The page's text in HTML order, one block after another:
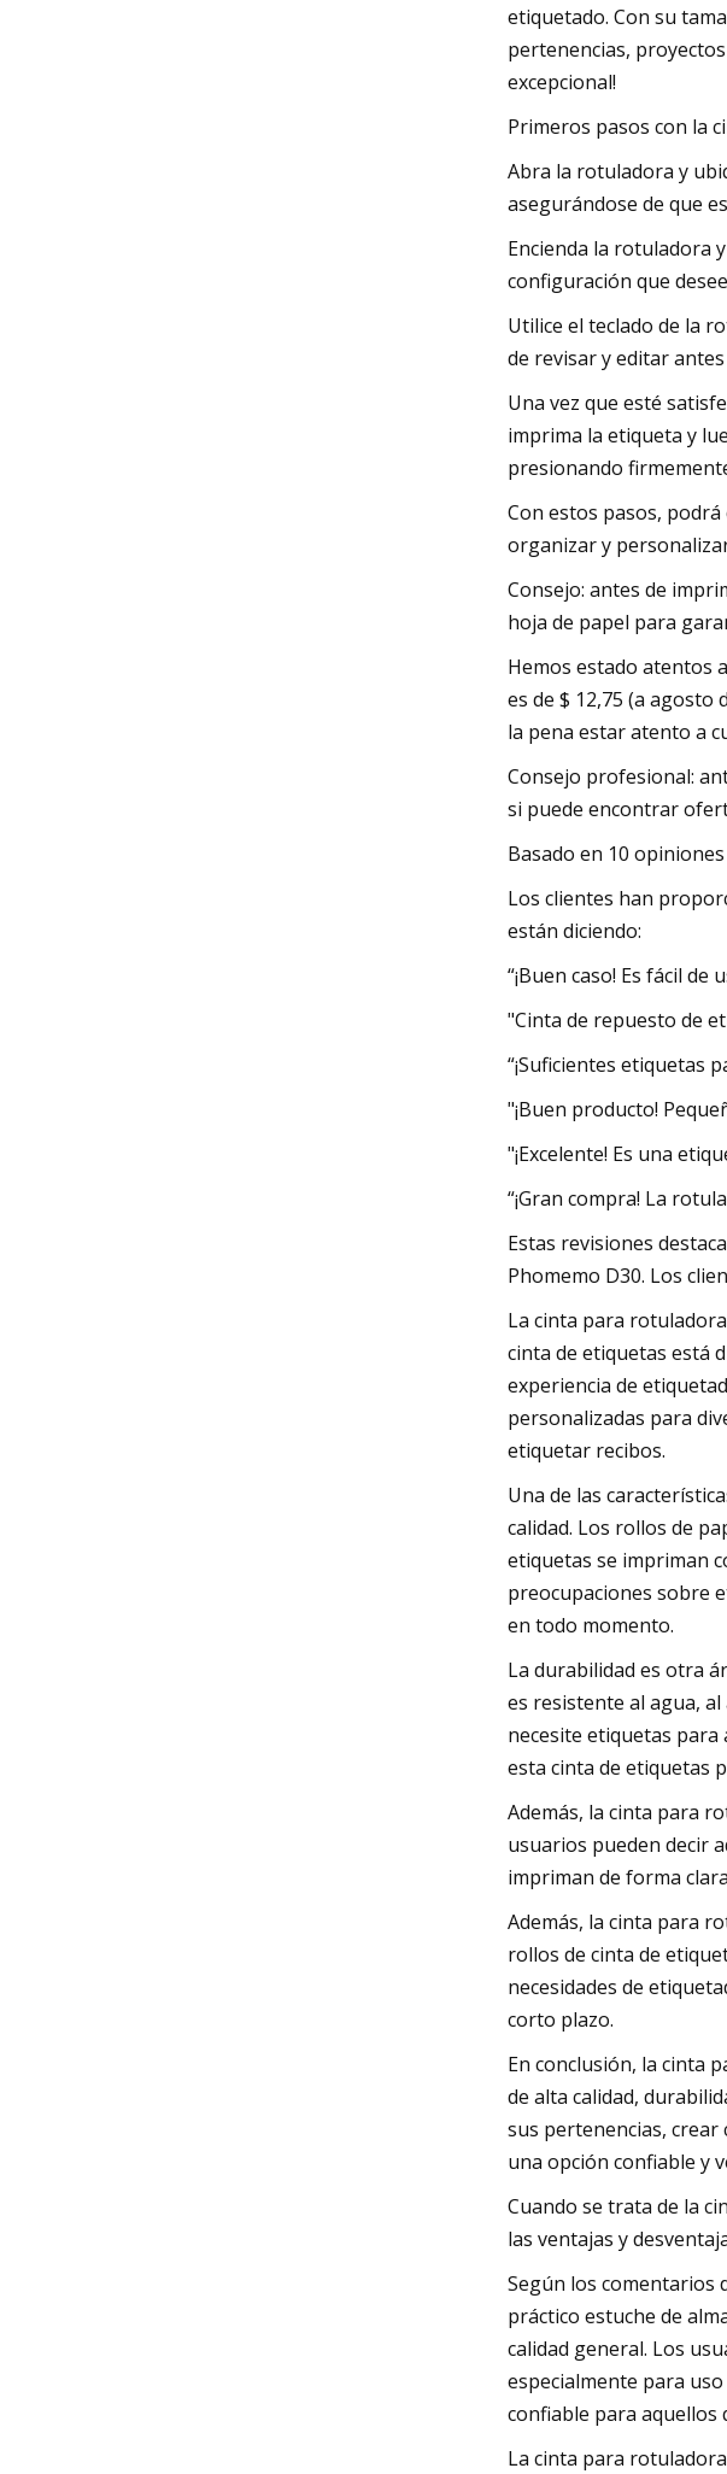
etiquetado. Con su
pertenencias,
excepcional!
Primeros pasos con la
Abra la rotuladora y
asegurándose de que
Encienda la rotuladora
configuración que
Utilice el teclado de la
de revisar y editar
Una vez que esté
imprima la etiqueta y
presionando
Con estos pasos,
organizar y
Consejo: antes de
hoja de papel para
Hemos estado atentos
es de $ 12,75 (a
la pena estar atento a
Consejo profesional:
si puede encontrar
Basado en 10
Los clientes han
están diciendo:
“¡Buen caso! Es fácil de
"Cinta de repuesto de
“¡Suficientes etiquetas
"¡Buen producto!
"¡Excelente! Es una
“¡Gran compra! La
Estas revisiones
Phomemo D30. Los
La cinta para
cinta de etiquetas está
experiencia de
personalizadas para
etiquetar recibos.
Una de las
calidad. Los rollos de
etiquetas se impriman
preocupaciones sobre
en todo momento.
La durabilidad es otra
es resistente al agua, al
necesite etiquetas
esta cinta de etiquetas
Además, la cinta para
usuarios pueden decir
impriman de forma
Además, la cinta para
rollos de cinta de
necesidades de
corto plazo.
En conclusión, la cinta
de alta calidad,
sus pertenencias,
una opción confiable y
Cuando se trata de la
las ventajas y
Según los comentarios
práctico estuche de
calidad general. Los
especialmente para
confiable para aquellos
La cinta para